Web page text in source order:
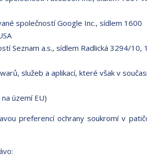
společností Google Inc., sídlem 1600
Seznam a.s., sídlem Radlická 3294/10,
služeb a aplikací, které však v
území EU)
preferencí ochrany soukromí v